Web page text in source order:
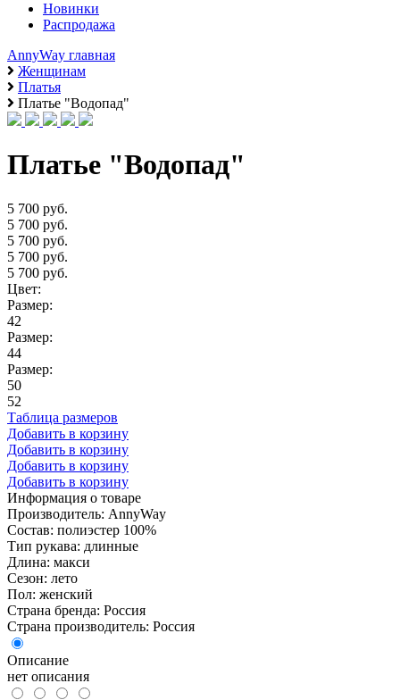
Новинки
Распродажа
AnnyWay главная
Женщинам
Платья
Платье "Водопад"
Платье "Водопад"
5 700 руб.
5 700 руб.
5 700 руб.
5 700 руб.
5 700 руб.
Цвет:
Размер:
42
Размер:
44
Размер:
50
52
Таблица размеров
Добавить в корзину
Добавить в корзину
Добавить в корзину
Добавить в корзину
Информация о товаре
Производитель: AnnyWay
Состав: полиэстер 100%
Тип рукава: длинные
Длина: макси
Сезон: лето
Пол: женский
Страна бренда: Россия
Страна производитель: Россия
Описание
нет описания